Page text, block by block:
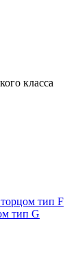
класса
тип F
тип G